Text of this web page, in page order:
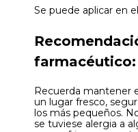
Se puede aplicar en
farmacéutico:
Recuerda mantener
un lugar fresco,
los más pequeños.
se tuviese alergia a